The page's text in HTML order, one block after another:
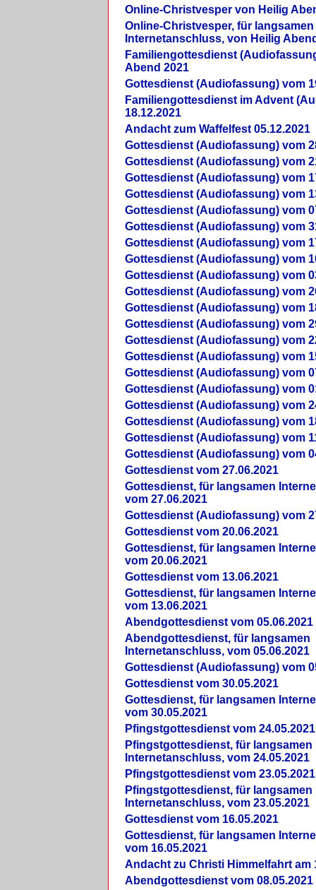
Online-Christvesper von Heilig
Online-Christvesper, für langsamen
Internetanschluss, von Heilig
Familiengottesdienst
Abend 2021
Gottesdienst (Audiofassung) vom
Familiengottesdienst im Advent
18.12.2021
Andacht zum Waffelfest 05.12.2021
Gottesdienst (Audiofassung) vom
Gottesdienst (Audiofassung) vom
Gottesdienst (Audiofassung) vom
Gottesdienst (Audiofassung) vom
Gottesdienst (Audiofassung) vom
Gottesdienst (Audiofassung) vom
Gottesdienst (Audiofassung) vom
Gottesdienst (Audiofassung) vom
Gottesdienst (Audiofassung) vom
Gottesdienst (Audiofassung) vom
Gottesdienst (Audiofassung) vom
Gottesdienst (Audiofassung) vom
Gottesdienst (Audiofassung) vom
Gottesdienst (Audiofassung) vom
Gottesdienst (Audiofassung) vom
Gottesdienst (Audiofassung) vom
Gottesdienst (Audiofassung) vom
Gottesdienst (Audiofassung) vom
Gottesdienst (Audiofassung) vom
Gottesdienst (Audiofassung) vom
Gottesdienst vom 27.06.2021
Gottesdienst, für langsamen
vom 27.06.2021
Gottesdienst (Audiofassung) vom
Gottesdienst vom 20.06.2021
Gottesdienst, für langsamen
vom 20.06.2021
Gottesdienst vom 13.06.2021
Gottesdienst, für langsamen
vom 13.06.2021
Abendgottesdienst vom 05.06.2021
Abendgottesdienst, für langsamen
Internetanschluss, vom 05.06.2021
Gottesdienst (Audiofassung) vom
Gottesdienst vom 30.05.2021
Gottesdienst, für langsamen
vom 30.05.2021
Pfingstgottesdienst vom 24.05.2021
Pfingstgottesdienst, für langsamen
Internetanschluss, vom 24.05.2021
Pfingstgottesdienst vom 23.05.2021
Pfingstgottesdienst, für langsamen
Internetanschluss, vom 23.05.2021
Gottesdienst vom 16.05.2021
Gottesdienst, für langsamen
vom 16.05.2021
Andacht zu Christi Himmelfahrt am
Abendgottesdienst vom 08.05.2021